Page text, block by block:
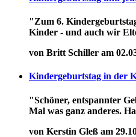
"Zum 6.
Kinder - und auch wir
von Britt Schiller am
Kindergeburtstag in der
"Schöner, entspannter
Mal was ganz anderes.
von Kerstin Gleß am